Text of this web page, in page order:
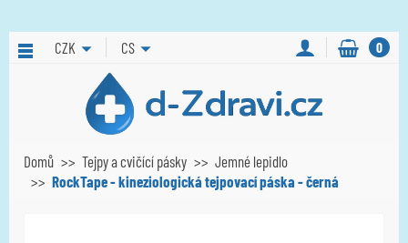
CZK CS 0
Domů Tejpy a cvičící pásky
Jemné lepidlo
RockTape - kineziologická tejpovací páska - černá